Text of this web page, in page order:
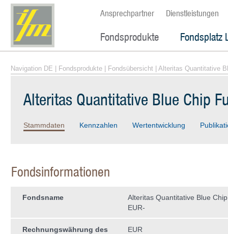
Ansprechpartner Dienstleistungen
Fondsprodukte Fondsplatz
Navigation DE Fondsprodukte Fondsübersicht | Alteritas Quantitative
Alteritas Quantitative Blue Chip
Stammdaten Kennzahlen Wertentwicklung
Fondsinformationen
Fondsname
Alteritas Quantitative Blue
EUR-
Rechnungswährung des
EUR